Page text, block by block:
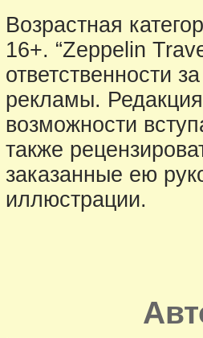
Возрастная
16+. “Zeppelin
ответственности
рекламы.
возможности
также
заказанные ею
иллюстрации.